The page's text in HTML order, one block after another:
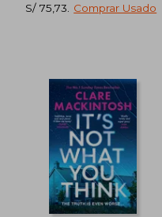
S/
S/ 75,73
Comprar Usado